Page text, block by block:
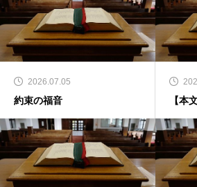
2026.07.05
約束の福音 【本